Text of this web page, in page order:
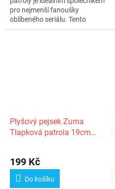
pro nejmenší fanoušky
oblíbeného seriálu. Tento
měkký...
Plyšový pejsek Zuma
Tlapková patrola 19cm
199 Kč
Do košíku